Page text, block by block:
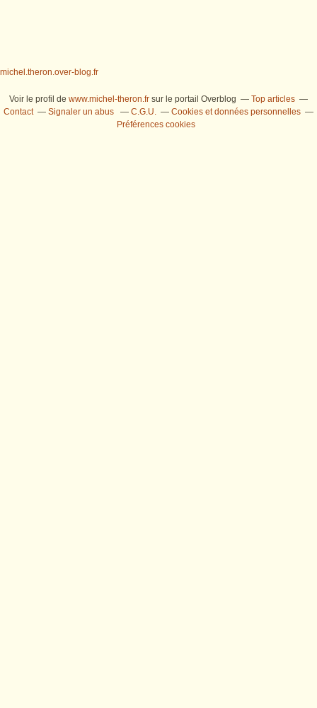
michel.theron.over-blog.fr
Voir le profil de www.michel-theron.fr sur le portail Overblog
Top articles
Contact
Signaler un abus C.G.U.
Cookies et données personnelles
Préférences cookies